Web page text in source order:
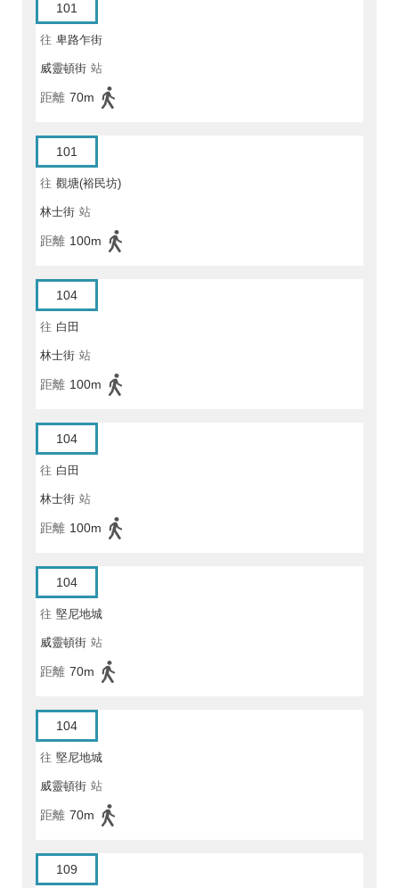
101
往 卑路乍街
威靈頓街 站
距離 70m
101
往 觀塘(裕民坊)
林士街 站
距離 100m
104
往 白田
林士街 站
距離 100m
104
往 白田
林士街 站
距離 100m
104
往 堅尼地城
威靈頓街 站
距離 70m
104
往 堅尼地城
威靈頓街 站
距離 70m
109